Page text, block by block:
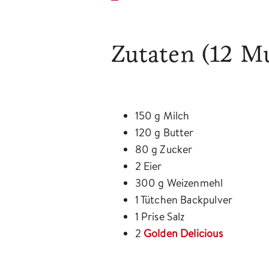
Zutaten (12
150 g Milch
120 g Butter
80 g Zucker
2 Eier
300 g Weizenmehl
1 Tütchen Backpulver
1 Prise Salz
2 Golden Delicious